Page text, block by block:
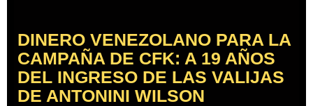
DINERO VENEZOLANO PARA LA
CAMPAÑA DE CFK: A 19 AÑOS
DEL INGRESO DE LAS VALIJAS
DE ANTONINI WILSON